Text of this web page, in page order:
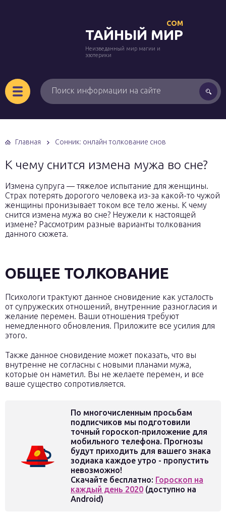
ТАЙНЫЙ МИР
COM
Неизведанный мир магии и
эзотерики
Главная Сонник: онлайн толкование снов
К чему снится измена мужа во сне?
Измена супруга — тяжелое испытание для женщины.
Страх потерять дорогого человека из-за какой-то чужой
женщины пронизывает током все тело жены. К чему
снится измена мужа во сне? Неужели к настоящей
измене? Рассмотрим разные варианты толкования
данного сюжета.
ОБЩЕЕ ТОЛКОВАНИЕ
Психологи трактуют данное сновидение как усталость
от супружеских отношений, внутренние разногласия и
желание перемен. Ваши отношения требуют
немедленного обновления. Приложите все усилия для
этого.
Также данное сновидение может показать, что вы
внутренне не согласны с новыми планами мужа,
которые он наметил. Вы не желаете перемен, и все
ваше существо сопротивляется.
По многочисленным просьбам
подписчиков мы подготовили
точный гороскоп-приложение для
мобильного телефона. Прогнозы
будут приходить для вашего знака
зодиака каждое утро - пропустить
невозможно!
Скачайте бесплатно: Гороскоп на
каждый день 2020 (доступно на
Android)